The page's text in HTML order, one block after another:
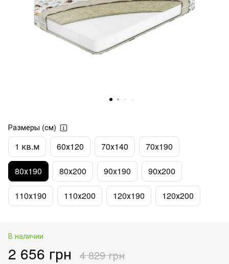
Размеры (см)
1 кв.м 60х120 70х140 70х190
80х190 80х200 90х190 90х200
110х190 110х200 120х190 120х200
В наличии
2 656 грн 4 829 грн